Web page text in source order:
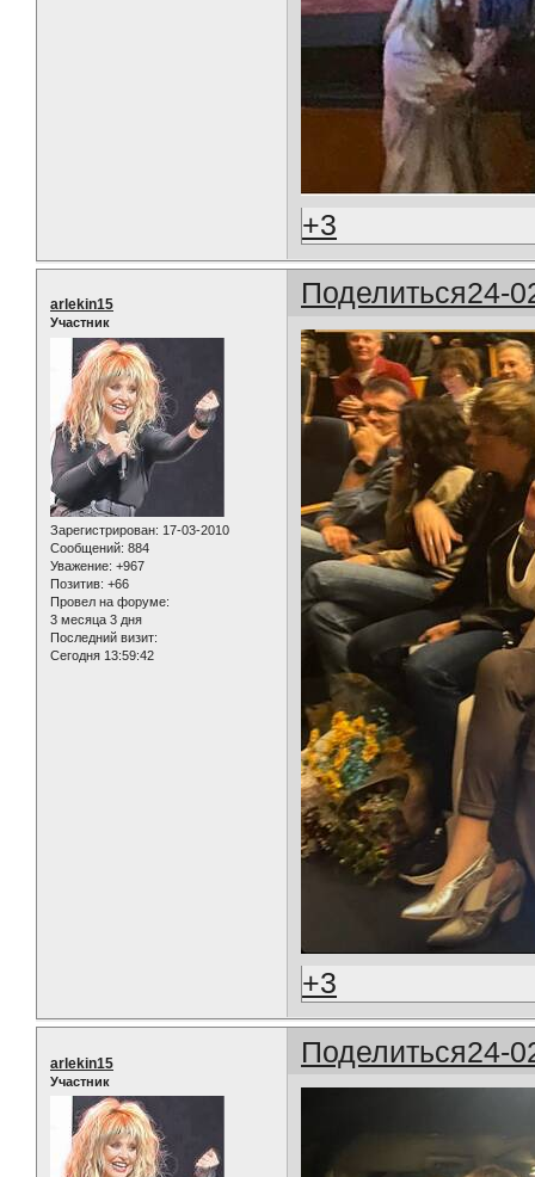
+3
Поделиться24-
arlekin15
Участник
Зарегистрирован: 17-03-2010
Сообщений: 884
Уважение: +967
Позитив: +66
Провел на форуме:
3 месяца 3 дня
Последний визит:
Сегодня 13:59:42
+3
Поделиться24-
arlekin15
Участник